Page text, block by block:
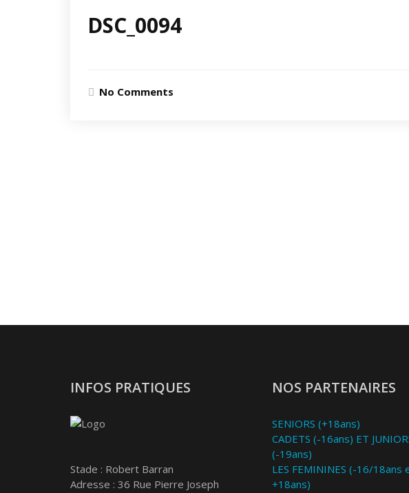
DSC_0094
No Comments
INFOS PRATIQUES
Stade : Robert Barran
Adresse : 36 Rue Pierre Joseph
NOS PARTENAIRES
SENIORS (+18ans)
CADETS (-16ans) ET
(-19ans)
LES FEMININES (-16/18ans
+18ans)